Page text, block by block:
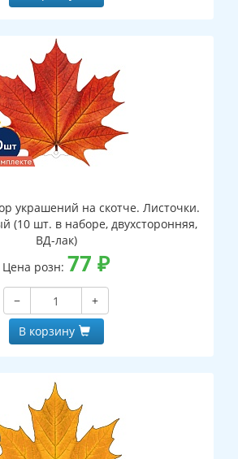
украшений на скотче. Листочки.
(10 шт. в наборе, двухсторонняя,
ВД-лак)
Цена розн: 77 ₽
−
+
В корзину